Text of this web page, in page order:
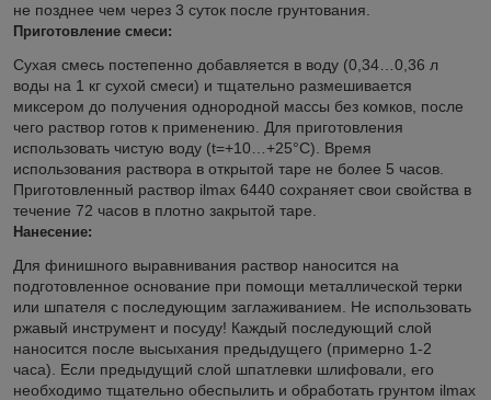
не позднее чем через 3 суток после грунтования.
Приготовление смеси:
Сухая смесь постепенно добавляется в воду (0,34…0,36 л
воды на 1 кг сухой смеси) и тщательно размешивается
миксером до получения однородной массы без комков, после
чего раствор готов к применению. Для приготовления
использовать чистую воду (t=+10…+25°C). Время
использования раствора в открытой таре не более 5 часов.
Приготовленный раствор ilmax 6440 сохраняет свои свойства в
течение 72 часов в плотно закрытой таре.
Нанесение:
Для финишного выравнивания раствор наносится на
подготовленное основание при помощи металлической терки
или шпателя с последующим заглаживанием. Не использовать
ржавый инструмент и посуду! Каждый последующий слой
наносится после высыхания предыдущего (примерно 1-2
часа). Если предыдущий слой шпатлевки шлифовали, его
необходимо тщательно обеспылить и обработать грунтом ilmax